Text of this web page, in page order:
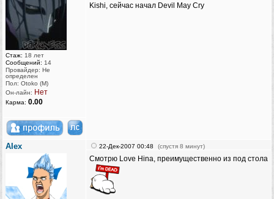
Стаж: 18 лет
Сообщений: 14
Провайдер: Не
определен
Пол: Otoko (M)
Он-лайн: Нет
Карма: 0.00
Kishi, сейчас начал Devil May Cry
AIex 22-Дек-2007 00:48 (спустя 8 минут)
Смотрю Love Hina, преимущественно из под стола